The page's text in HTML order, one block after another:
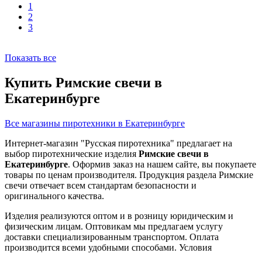
1
2
3
Показать все
Купить Римские свечи в
Екатеринбурге
Все магазины пиротехники в Екатеринбурге
Интернет-магазин "Русская пиротехника" предлагает на
выбор пиротехнические изделия Римские свечи в
Екатеринбурге. Оформив заказ на нашем сайте, вы покупаете
товары по ценам производителя. Продукция раздела Римские
свечи отвечает всем стандартам безопасности и
оригинального качества.
Изделия реализуются оптом и в розницу юридическим и
физическим лицам. Оптовикам мы предлагаем услугу
доставки специализированным транспортом. Оплата
производится всеми удобными способами. Условия